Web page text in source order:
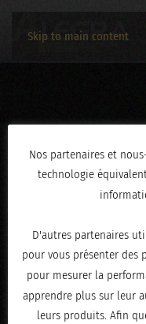
Skip to main content
ÉCRIT LEJANVIER 5,
Nos partenaires et
technologie
D'autres partenaires
pour vous présenter des
pour mesurer la
apprendre plus sur leur
leurs produits. Afin